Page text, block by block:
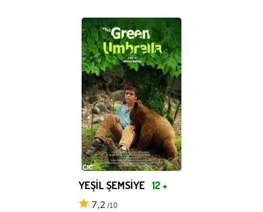
YEŞİL ŞEMSİYE 12 +
7,2 /10